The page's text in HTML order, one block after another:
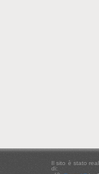
Il sito è stato
di: